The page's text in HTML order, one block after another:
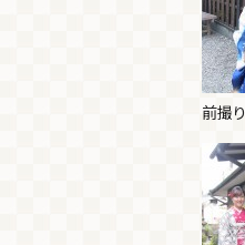
前撮り